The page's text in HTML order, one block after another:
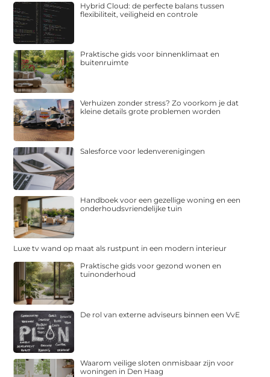
Hybrid Cloud: de perfecte balans tussen
flexibiliteit, veiligheid en controle
Praktische gids voor binnenklimaat en
buitenruimte
Verhuizen zonder stress? Zo voorkom je dat
kleine details grote problemen worden
Salesforce voor ledenverenigingen
Handboek voor een gezellige woning en een
onderhoudsvriendelijke tuin
Luxe tv wand op maat als rustpunt in een modern interieur
Praktische gids voor gezond wonen en
tuinonderhoud
De rol van externe adviseurs binnen een VvE
Waarom veilige sloten onmisbaar zijn voor
woningen in Den Haag